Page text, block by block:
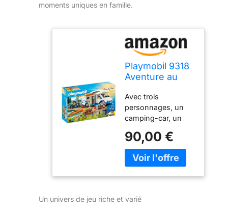
moments uniques en famille.
Playmobil 9318
Aventure au
Family Fun -
Vacances
Loisirs - Taille
Unique
Avec trois
personnages, un
camping-car, un
chien et des
accessoires (vélos,
table, barbecue…)
vélos peuvent être
90,00 €
Un univers de jeu riche et varié